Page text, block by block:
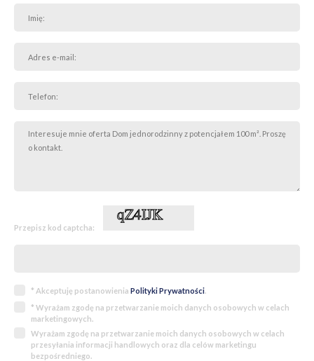
zagospodarowania działki według własnej koncepcji.
oraz umówienia prezentacji.
Przepisz kod captcha:
* Akceptuję postanowienia Polityki Prywatności.
* Wyrażam zgodę na przetwarzanie moich danych osobowych w celach
marketingowych.
Wyrażam zgodę na przetwarzanie moich danych osobowych w celach
przesyłania informacji handlowych oraz dla celów marketingu
bezpośredniego.